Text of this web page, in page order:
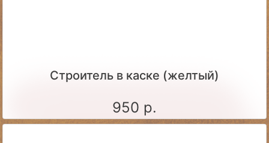
Строитель в каске (желтый)
950 р.